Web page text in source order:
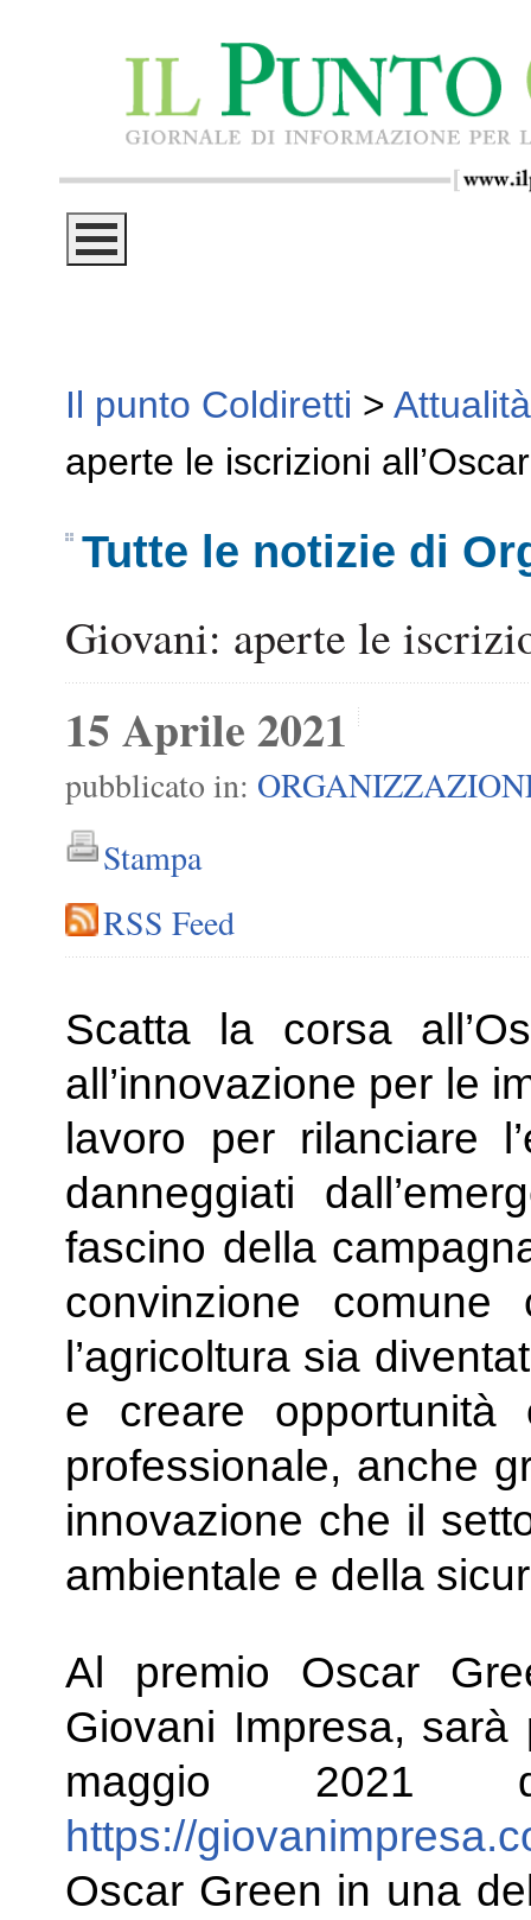
Il punto Coldiretti > Attualità
aperte le iscrizioni
Tutte le notizie di
Giovani: aperte le
15 Aprile 2021
pubblicato in:
Stampa
RSS Feed
Scatta la corsa
all’innovazione per le
lavoro per rilanciare
danneggiati
fascino della
convinzione
l’agricoltura sia
e creare opportunità
professionale, anche
innovazione che il
ambientale e della
Al premio Oscar
Giovani Impresa,
maggio 2021
https://
Oscar Green in una